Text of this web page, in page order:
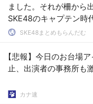
ました。それが柵から
SKE48のキャプテン時
SKE48まとめもらんだむ
【悲報】今日のお台場
止、出演者の事務所も
カナ速